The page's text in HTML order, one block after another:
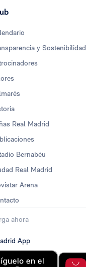
y Sostenibilidad
Real Madrid
Bernabéu
Real Madrid
Arena
ahora
App